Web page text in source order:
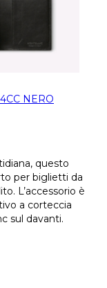
NERO
questo
per biglietti da
L’accessorio è
a corteccia
sul davanti.